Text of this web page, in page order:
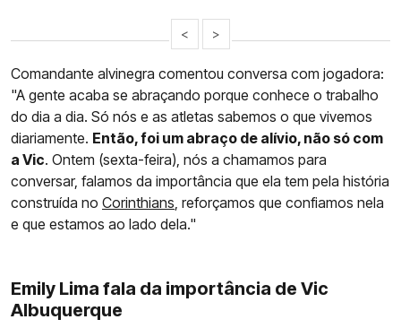
< >
Comandante alvinegra comentou conversa com jogadora:
"A gente acaba se abraçando porque conhece o trabalho
do dia a dia. Só nós e as atletas sabemos o que vivemos
diariamente. Então, foi um abraço de alívio, não só com
a Vic. Ontem (sexta-feira), nós a chamamos para
conversar, falamos da importância que ela tem pela história
construída no Corinthians , reforçamos que confiamos nela
e que estamos ao lado dela."
Emily Lima fala da importância de Vic
Albuquerque